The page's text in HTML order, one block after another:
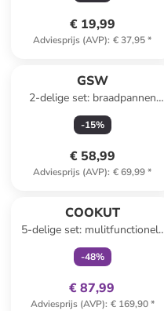
€ 19,99
Adviesprijs (AVP): € 37,95*
GSW
2-delige set: braadpannen
"Avocado" zwart
-15%
€ 58,99
Adviesprijs (AVP): € 69,99*
COOKUT
5-delige set: mulitfunctionele
pan "La Fabuleuse'' blauw - Ø
28 cm
-48%
€ 87,99
Adviesprijs (AVP): € 169,90*